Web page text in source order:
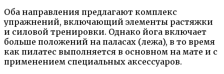
Оба направления предлагают комплекс
упражнений, включающий элементы растяжки
и силовой тренировки. Однако йога включает
больше положений на паласах (лежа), в то время
как пилатес выполняется в основном на мате и с
применением специальных аксессуаров.